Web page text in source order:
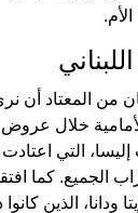
من المعتاد أن
خلال عروض
إليسا، التي
الجميع. كما
ودانا، الذين